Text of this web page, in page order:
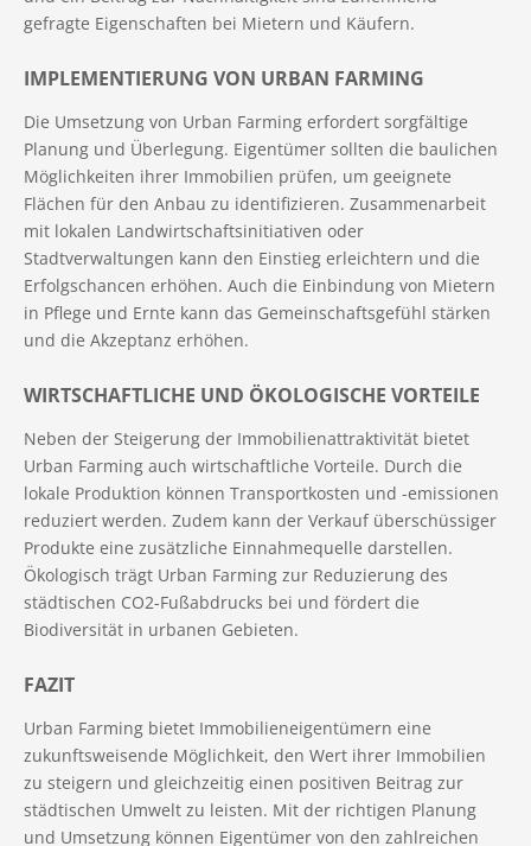
gefragte Eigenschaften bei Mietern und Käufern.
IMPLEMENTIERUNG VON URBAN FARMING
Die Umsetzung von Urban Farming erfordert sorgfältige
Planung und Überlegung. Eigentümer sollten die baulichen
Möglichkeiten ihrer Immobilien prüfen, um geeignete
Flächen für den Anbau zu identifizieren. Zusammenarbeit
mit lokalen Landwirtschaftsinitiativen oder
Stadtverwaltungen kann den Einstieg erleichtern und die
Erfolgschancen erhöhen. Auch die Einbindung von Mietern
in Pflege und Ernte kann das Gemeinschaftsgefühl stärken
und die Akzeptanz erhöhen.
WIRTSCHAFTLICHE UND ÖKOLOGISCHE VORTEILE
Neben der Steigerung der Immobilienattraktivität bietet
Urban Farming auch wirtschaftliche Vorteile. Durch die
lokale Produktion können Transportkosten und -emissionen
reduziert werden. Zudem kann der Verkauf überschüssiger
Produkte eine zusätzliche Einnahmequelle darstellen.
Ökologisch trägt Urban Farming zur Reduzierung des
städtischen CO2-Fußabdrucks bei und fördert die
Biodiversität in urbanen Gebieten.
FAZIT
Urban Farming bietet Immobilieneigentümern eine
zukunftsweisende Möglichkeit, den Wert ihrer Immobilien
zu steigern und gleichzeitig einen positiven Beitrag zur
städtischen Umwelt zu leisten. Mit der richtigen Planung
und Umsetzung können Eigentümer von den zahlreichen